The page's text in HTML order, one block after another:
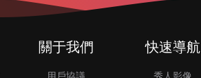
關于我們
用戶協議
快速導航
秀人影像